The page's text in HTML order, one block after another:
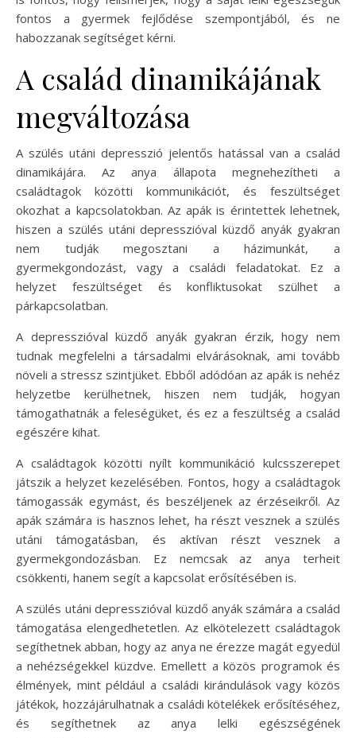
fontos a gyermek fejlődése szempontjából, és ne
habozzanak segítséget kérni.
A család dinamikájának
megváltozása
A szülés utáni depresszió jelentős hatással van a család
dinamikájára. Az anya állapota megnehezítheti a
családtagok közötti kommunikációt, és feszültséget
okozhat a kapcsolatokban. Az apák is érintettek lehetnek,
hiszen a szülés utáni depresszióval küzdő anyák gyakran
nem tudják megosztani a házimunkát, a
gyermekgondozást, vagy a családi feladatokat. Ez a
helyzet feszültséget és konfliktusokat szülhet a
párkapcsolatban.
A depresszióval küzdő anyák gyakran érzik, hogy nem
tudnak megfelelni a társadalmi elvárásoknak, ami tovább
növeli a stressz szintjüket. Ebből adódóan az apák is nehéz
helyzetbe kerülhetnek, hiszen nem tudják, hogyan
támogathatnák a feleségüket, és ez a feszültség a család
egészére kihat.
A családtagok közötti nyílt kommunikáció kulcsszerepet
játszik a helyzet kezelésében. Fontos, hogy a családtagok
támogassák egymást, és beszéljenek az érzéseikről. Az
apák számára is hasznos lehet, ha részt vesznek a szülés
utáni támogatásban, és aktívan részt vesznek a
gyermekgondozásban. Ez nemcsak az anya terheit
csökkenti, hanem segít a kapcsolat erősítésében is.
A szülés utáni depresszióval küzdő anyák számára a család
támogatása elengedhetetlen. Az elkötelezett családtagok
segíthetnek abban, hogy az anya ne érezze magát egyedül
a nehézségekkel küzdve. Emellett a közös programok és
élmények, mint például a családi kirándulások vagy közös
játékok, hozzájárulhatnak a családi kötelékek erősítéséhez,
és segíthetnek az anya lelki egészségének